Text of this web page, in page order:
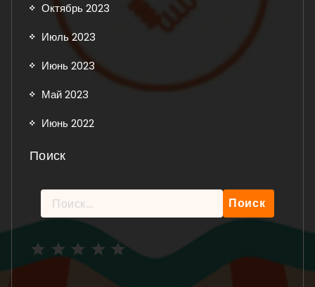
Октябрь 2023
Июль 2023
Июнь 2023
Май 2023
Июнь 2022
Поиск
Найти: